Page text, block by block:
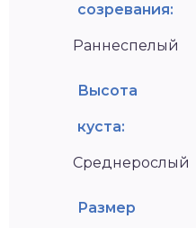
созревания:
Раннеспелый
Высота
куста:
Среднерослый
Размер